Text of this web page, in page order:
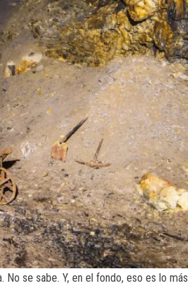
No se sabe. Y, en el fondo, eso es lo más